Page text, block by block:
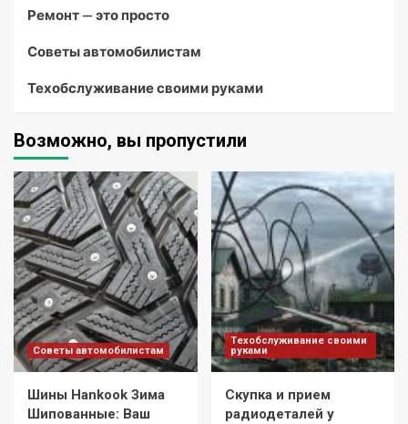
Ремонт — это просто
Советы автомобилистам
Техобслуживание своими руками
Возможно, вы пропустили
Советы автомобилистам
Шины Hankook Зима
Шипованные: Ваш
Техобслуживание своими
руками
Скупка и прием
радиодеталей у